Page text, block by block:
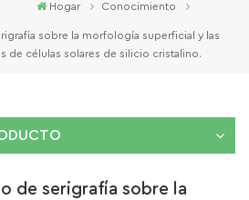
Hogar Conocimiento
sobre la morfología superficial y las
de células solares de silicio cristalino.
de serigrafía sobre la